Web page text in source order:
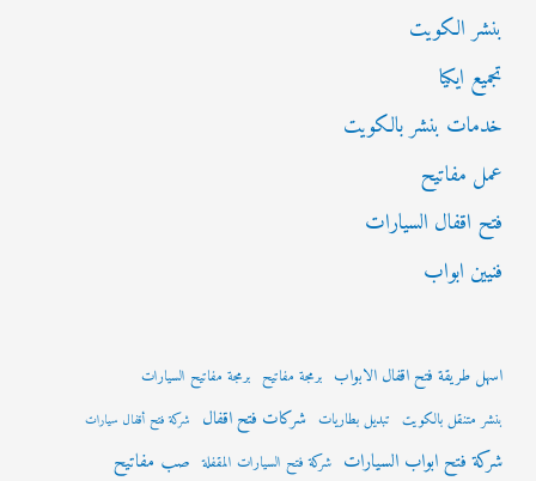
بنشر الكويت
تجميع ايكيا
خدمات بنشر بالكويت
عمل مفاتيح
فتح اقفال السيارات
فنيين ابواب
اسهل طريقة فتح اقفال الابواب برمجة مفاتيح برمجة مفاتيح السيارات
بنشر متنقل بالكويت تبديل بطاريات شركات فتح اقفال شركة فتح أقفال سيارات
شركة فتح ابواب السيارات شركة فتح السيارات المقفلة صب مفاتيح